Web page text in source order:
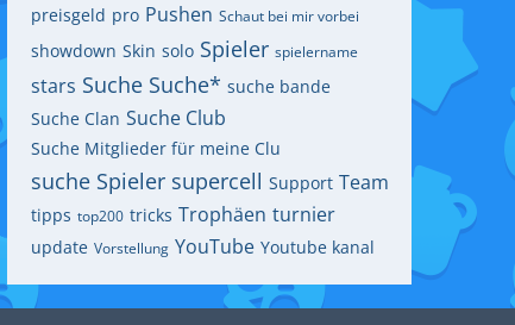
preisgeld pro Pushen Schaut bei mir vorbei
showdown Skin solo Spieler spielername
stars Suche Suche* suche bande
Suche Clan Suche Club
Suche Mitglieder für meine Clu
suche Spieler supercell Support Team
tipps top200 tricks Trophäen turnier
update Vorstellung YouTube Youtube kanal